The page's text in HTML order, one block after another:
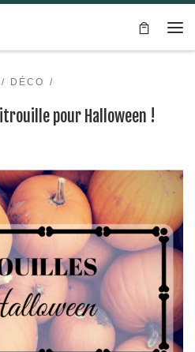
DÉCO
pour Halloween !